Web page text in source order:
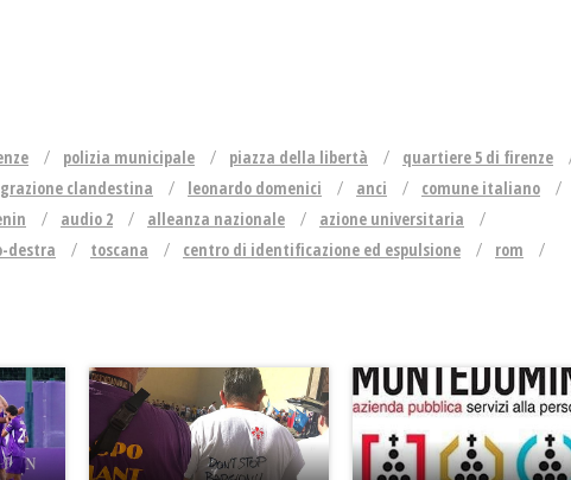
polizia municipale piazza della libertà
quartiere 5 di firenze
clandestina leonardo domenici anci
comune italiano
audio 2 alleanza nazionale
azione universitaria
destra toscana centro di identificazione ed espulsione
rom